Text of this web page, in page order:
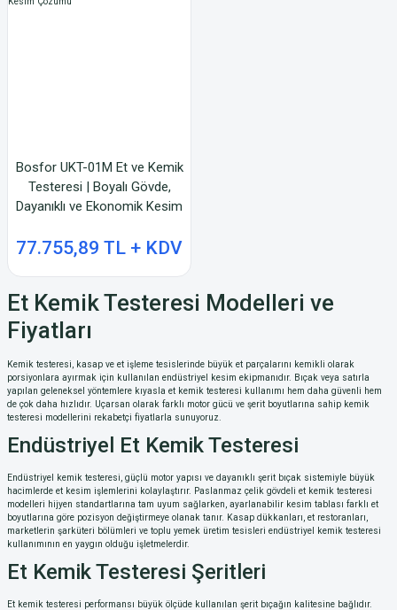
Bosfor UKT-01M Et ve Kemik
Testeresi | Boyalı Gövde,
Dayanıklı ve Ekonomik Kesim
77.755,89 TL + KDV
Et Kemik Testeresi Modelleri ve
Fiyatları
Kemik testeresi, kasap ve et işleme tesislerinde büyük et parçalarını kemikli olarak
porsiyonlara ayırmak için kullanılan endüstriyel kesim ekipmanıdır. Bıçak veya satırla
yapılan geleneksel yöntemlere kıyasla et kemik testeresi kullanımı hem daha güvenli hem
de çok daha hızlıdır. Uçarsan olarak farklı motor gücü ve şerit boyutlarına sahip kemik
testeresi modellerini rekabetçi fiyatlarla sunuyoruz.
Endüstriyel Et Kemik Testeresi
Endüstriyel kemik testeresi, güçlü motor yapısı ve dayanıklı şerit bıçak sistemiyle büyük
hacimlerde et kesim işlemlerini kolaylaştırır. Paslanmaz çelik gövdeli et kemik testeresi
modelleri hijyen standartlarına tam uyum sağlarken, ayarlanabilir kesim tablası farklı et
boyutlarına göre pozisyon değiştirmeye olanak tanır. Kasap dükkanları, et restoranları,
marketlerin şarküteri bölümleri ve toplu yemek üretim tesisleri endüstriyel kemik testeresi
kullanımının en yaygın olduğu işletmelerdir.
Et Kemik Testeresi Şeritleri
Et kemik testeresi performansı büyük ölçüde kullanılan şerit bıçağın kalitesine bağlıdır.